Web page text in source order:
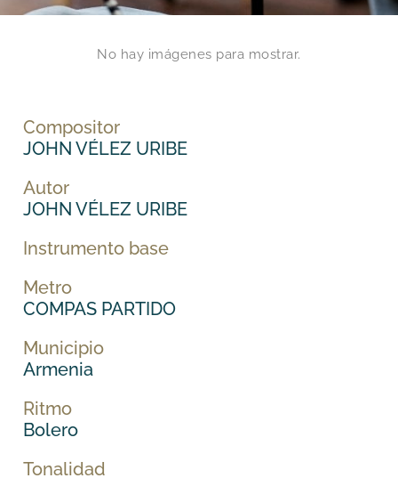
No hay imágenes para mostrar.
Compositor
JOHN VÉLEZ URIBE
Autor
JOHN VÉLEZ URIBE
Instrumento base
Metro
COMPAS PARTIDO
Municipio
Armenia
Ritmo
Bolero
Tonalidad